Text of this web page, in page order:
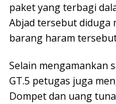
paket yang terbagi
Abjad tersebut diduga
barang haram
Selain mengamankan
GT.5 petugas juga
Dompet dan uang